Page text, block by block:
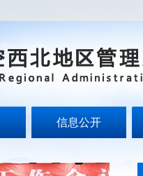
信息公开